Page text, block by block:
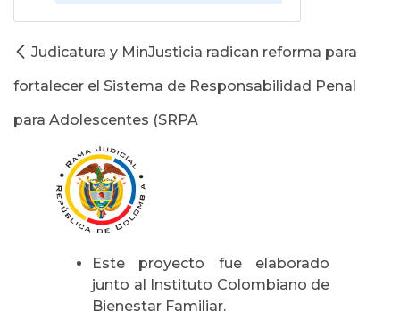
Judicatura y MinJusticia radican reforma para
fortalecer el Sistema de Responsabilidad Penal
para Adolescentes (SRPA
Este proyecto fue elaborado
junto al Instituto Colombiano de
Bienestar Familiar.